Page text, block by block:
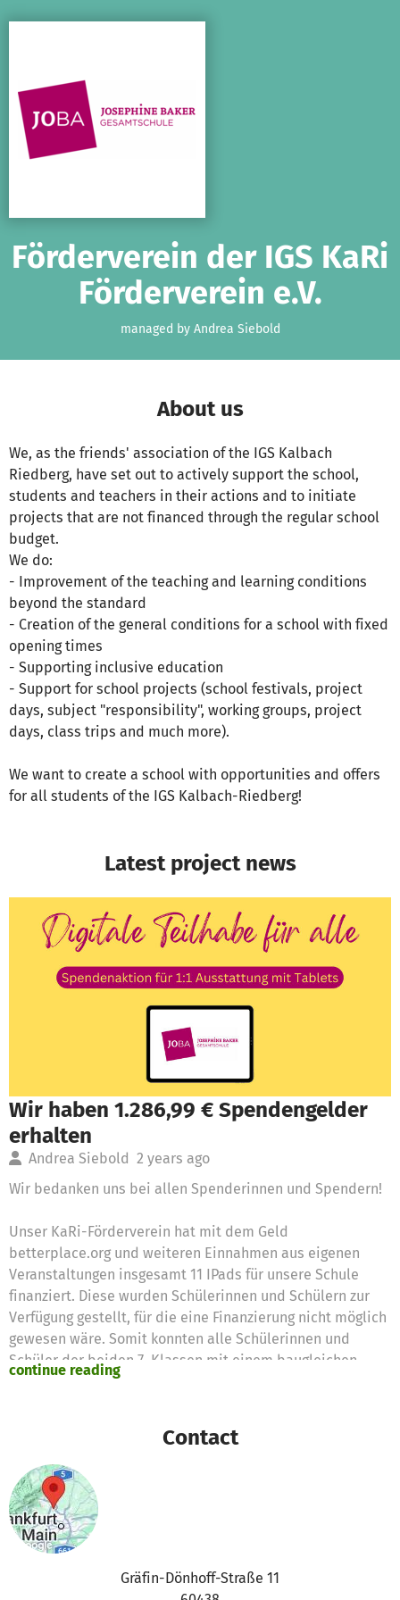
Förderverein der IGS KaRi
Förderverein e.V.
managed by Andrea Siebold
About us
We, as the friends' association of the IGS Kalbach
Riedberg, have set out to actively support the school,
students and teachers in their actions and to initiate
projects that are not financed through the regular school
budget.
We do:
- Improvement of the teaching and learning conditions
beyond the standard
- Creation of the general conditions for a school with fixed
opening times
- Supporting inclusive education
- Support for school projects (school festivals, project
days, subject "responsibility", working groups, project
days, class trips and much more).
We want to create a school with opportunities and offers
for all students of the IGS Kalbach-Riedberg!
Latest project news
Wir haben 1.286,99 € Spendengelder
erhalten
Andrea Siebold 2 years ago
Wir bedanken uns bei allen Spenderinnen und Spendern!
Unser KaRi-Förderverein hat mit dem Geld
betterplace.org und weiteren Einnahmen aus eigenen
Veranstaltungen insgesamt 11 IPads für unsere Schule
finanziert. Diese wurden Schülerinnen und Schülern zur
Verfügung gestellt, für die eine Finanzierung nicht möglich
gewesen wäre. Somit konnten alle Schülerinnen und
Schüler der beiden 7. Klassen mit einem baugleichen
Tablet in das neue Schuljahr starten.
continue reading
Contact
Gräfin-Dönhoff-Straße 11